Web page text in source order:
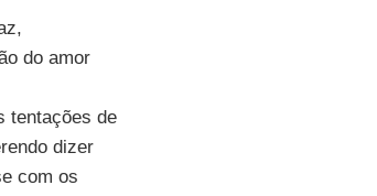
do amor
tentações de
dizer
com os